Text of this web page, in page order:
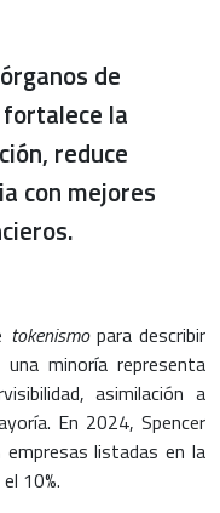
de
la
reduce
con mejores
tokenismopara describir
minoría representa
asimilación a
En 2024, Spencer
listadas en la
10%.